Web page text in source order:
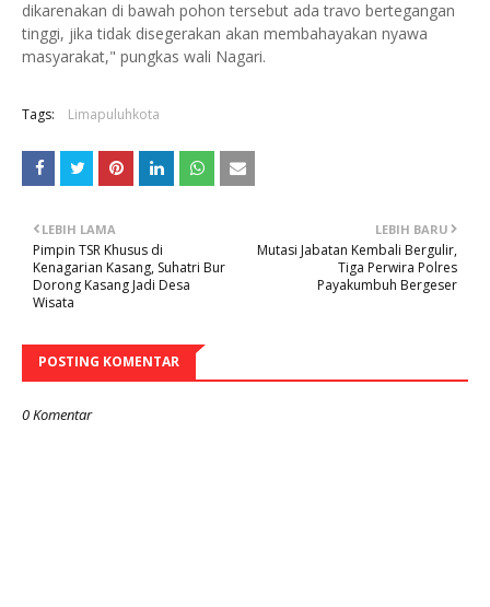
dikarenakan di bawah pohon tersebut ada travo bertegangan
tinggi, jika tidak disegerakan akan membahayakan nyawa
masyarakat," pungkas wali Nagari.
Tags: Limapuluhkota
LEBIH BARU
Mutasi Jabatan Kembali Bergulir,
Tiga Perwira Polres
Payakumbuh Bergeser
LEBIH LAMA
Pimpin TSR Khusus di
Kenagarian Kasang, Suhatri Bur
Dorong Kasang Jadi Desa
Wisata
POSTING KOMENTAR
0 Komentar